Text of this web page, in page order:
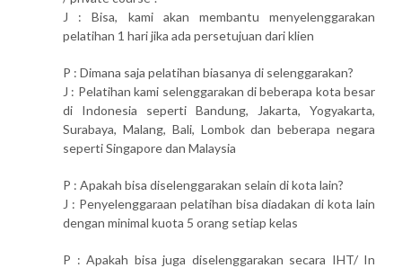
J : Bisa, kami akan membantu menyelenggarakan
pelatihan 1 hari jika ada persetujuan dari klien
P : Dimana saja pelatihan biasanya di selenggarakan?
J : Pelatihan kami selenggarakan di beberapa kota besar
di Indonesia seperti Bandung, Jakarta, Yogyakarta,
Surabaya, Malang, Bali, Lombok dan beberapa negara
seperti Singapore dan Malaysia
P : Apakah bisa diselenggarakan selain di kota lain?
J : Penyelenggaraan pelatihan bisa diadakan di kota lain
dengan minimal kuota 5 orang setiap kelas
P : Apakah bisa juga diselenggarakan secara IHT/ In